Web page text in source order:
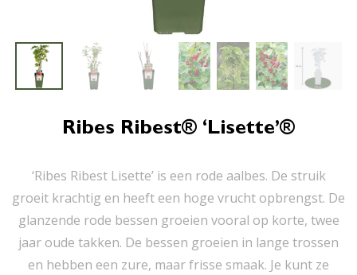
Ribes Ribest® ‘Lisette’®
‘Ribes Ribest Lisette’ is een rode aalbes. De struik
groeit krachtig en heeft een hoge vrucht opbrengst. De
glanzende rode bessen groeien vooral op korte, twee
jaar oude takken. De bessen groeien in lange trossen
en hebben een zure, maar frisse smaak. Je kunt ze